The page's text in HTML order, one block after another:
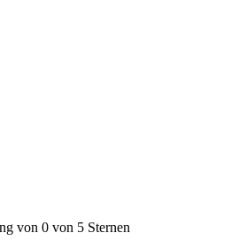
von 0 von 5 Sternen